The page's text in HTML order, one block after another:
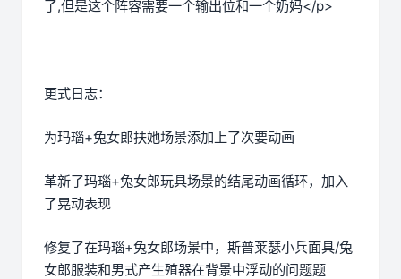
了,但是这个阵容需要一个输出位和一个奶妈</p>
更式日志：
为玛瑙+兔女郎扶她场景添加上了次要动画
革新了玛瑙+兔女郎玩具场景的结尾动画循环，加入
了晃动表现
修复了在玛瑙+兔女郎场景中，斯普莱瑟小兵面具/兔
女郎服装和男式产生殖器在背景中浮动的问题题